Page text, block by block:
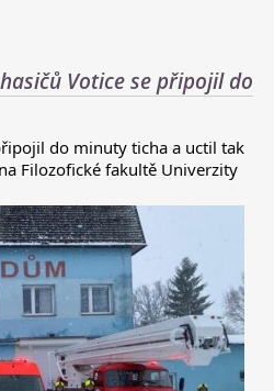
Votice se připojil do
do minuty ticha a uctil tak
Filozofické fakultě Univerzity